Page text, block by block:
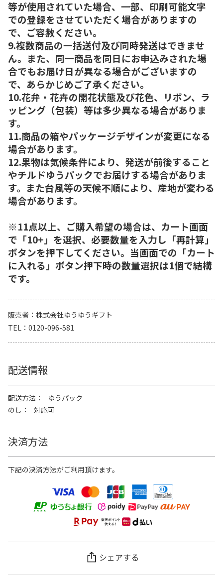
等が使用されていた場合、一部、印刷可能文字
での登録をさせていただく場合がありますの
で、ご容赦ください。
9.複数商品の一括送付及び同時発送はできませ
ん。また、同一商品を同日にお申込みされた場
合でもお届け日が異なる場合がございますの
で、あらかじめご了承ください。
10.花弁・花卉の開花状態及び花色、リボン、ラ
ッピング（包装）等は多少異なる場合がありま
す。
11.商品の箱やパッケージデザインが変更になる
場合があります。
12.果物は気候条件により、発送が前後すること
やチルドゆうパックでお届けする場合がありま
す。また台風等の天候不順により、産地が変わる
場合があります。
※11点以上、ご購入希望の場合は、カート画面
で「10+」を選択、必要数量を入力し「再計算」
ボタンを押下してください。当画面での「カート
に入れる」ボタン押下時の数量選択は1個で結構
です。
販売者
株式会社ゆうゆうギフト
TEL
0120-096-581
配送情報
配送方法
ゆうパック
のし
対応可
決済方法
下記の決済方法がご利用頂けます。
シェアする